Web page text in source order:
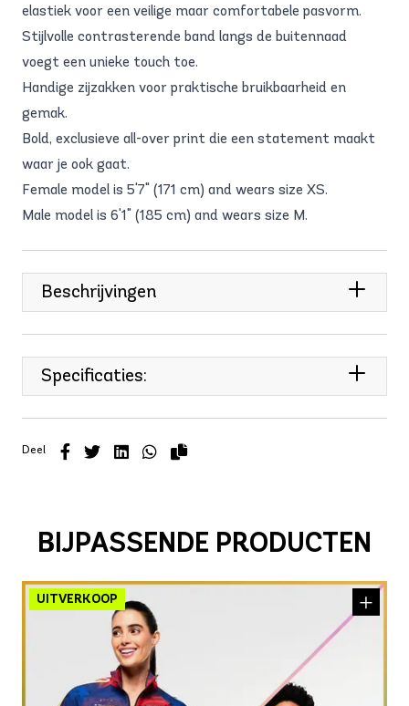
elastiek voor een veilige maar comfortabele pasvorm.
Stijlvolle contrasterende band langs de buitennaad
voegt een unieke touch toe.
Handige zijzakken voor praktische bruikbaarheid en
gemak.
Bold, exclusieve all-over print die een statement maakt
waar je ook gaat.
Female model is 5'7" (171 cm) and wears size XS.
Male model is 6'1" (185 cm) and wears size M.
Beschrijvingen
Specificaties:
Deel
BIJPASSENDE PRODUCTEN